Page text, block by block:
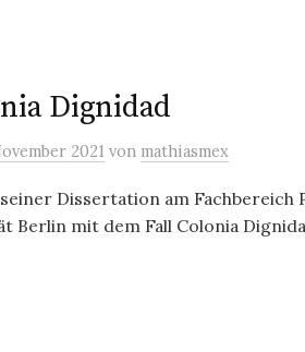
Dignidad
2021 von mathiasmex
Dissertation am
Berlin mit dem Fall Colonia